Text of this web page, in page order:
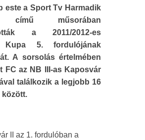
este a Sport Tv Harmadik
című műsorában
a 2011/2012-es
Kupa 5. fordulójának
A sorsolás értelmében
FC az NB III-as Kaposvár
találkozik a legjobb 16
között.
II az 1. fordulóban a